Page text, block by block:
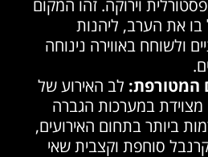
וירוקה. זהו המקום
את הערב, ליהנות
ולשוחח באווירה נינוחה
המטורפת: לב האירוע של
במערכות הגברה
ביותר בתחום האירועים,
קרנבל סוחפת וקצבית שאי